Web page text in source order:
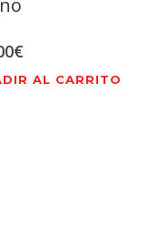
€
AL CARRITO